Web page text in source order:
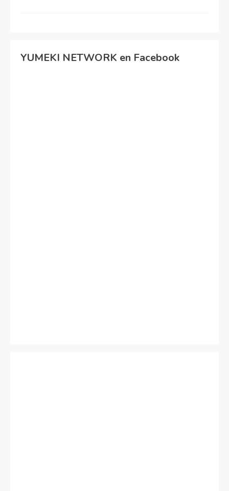
YUMEKI NETWORK en Facebook